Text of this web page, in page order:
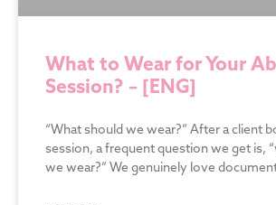
What to Wear for Your
Session? – [ENG]
“What should we wear?” After a client
session, a frequent question we get is,
we wear?” We genuinely love